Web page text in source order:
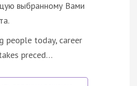
выбранному Вами
people today, career
preced…